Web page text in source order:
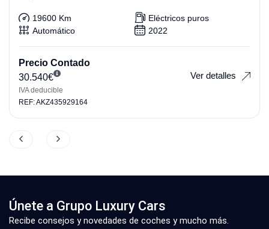
19600 Km
Eléctricos puros
Automático
2022
Precio Contado
30.540€
IVA deducible
Ver detalles
REF: AKZ435929164
Únete a Grupo Luxury Cars
Recibe consejos y novedades de coches y mucho más.